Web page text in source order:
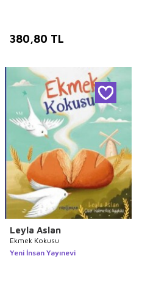
380,80 TL
Leyla Aslan
Ekmek Kokusu
Yeni İnsan Yayınevi